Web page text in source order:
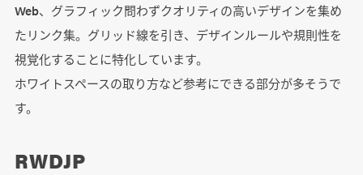
Web、グラフィック問わずクオリティの高いデザインを集め
たリンク集。グリッド線を引き、デザインルールや規則性を
視覚化することに特化しています。
ホワイトスペースの取り方など参考にできる部分が多そうで
す。
RWDJP